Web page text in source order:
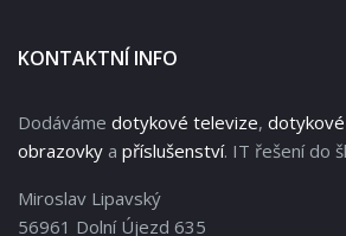
KONTAKTNÍ INFO
Dodáváme dotykové televize,
obrazovky a příslušenství. IT řešení do
Miroslav Lipavský
56961 Dolní Újezd 635